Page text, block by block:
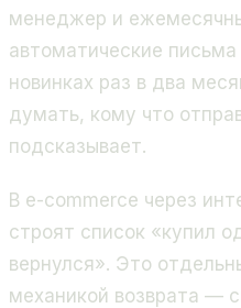
менеджер и
автоматические
новинках раз в два
думать, кому что
подсказывает.
В e-commerce через
строят список «купил
вернулся». Это
механикой возврата —